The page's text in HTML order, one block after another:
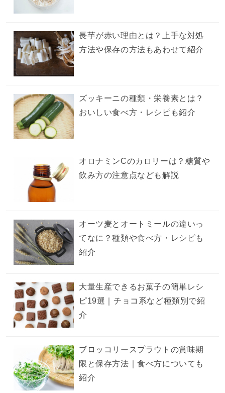
長芋が赤い理由とは？上手な対処
方法や保存の方法もあわせて紹介
ズッキーニの種類・栄養素とは？
おいしい食べ方・レシピも紹介
オロナミンCのカロリーは？糖質や
飲み方の注意点なども解説
オーツ麦とオートミールの違いっ
てなに？種類や食べ方・レシピも
紹介
大量生産できるお菓子の簡単レシ
ピ19選｜チョコ系など種類別で紹
介
ブロッコリースプラウトの賞味期
限と保存方法｜食べ方についても
紹介